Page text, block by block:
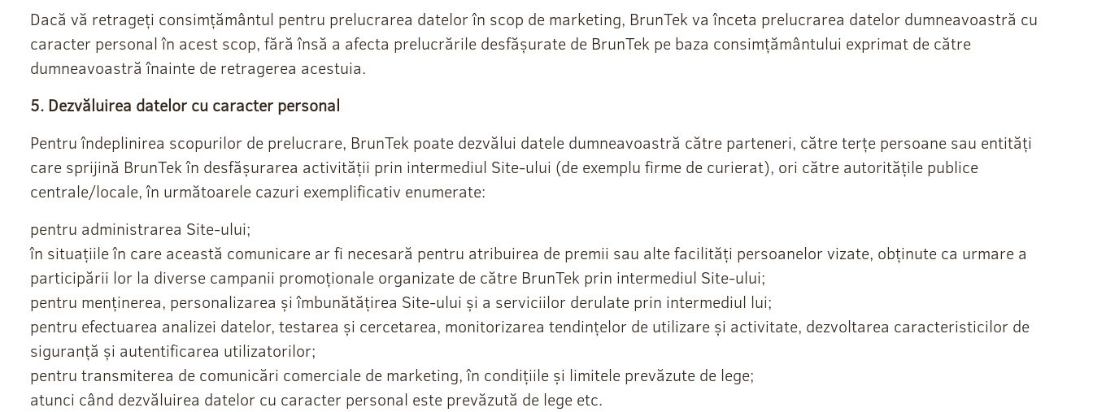
Dacă vă retrageți consimțământul pentru prelucrarea datelor în scop de marketing, BrunTek va înceta prelucrarea datelor dumneavoastră cu
caracter personal în acest scop, fără însă a afecta prelucrările desfășurate de BrunTek pe baza consimțământului exprimat de către
dumneavoastră înainte de retragerea acestuia.
5. Dezvăluirea datelor cu caracter personal
Pentru îndeplinirea scopurilor de prelucrare, BrunTek poate dezvălui datele dumneavoastră către parteneri, către terțe persoane sau entități
care sprijină BrunTek în desfășurarea activității prin intermediul Site-ului (de exemplu firme de curierat), ori către autoritățile publice
centrale/locale, în următoarele cazuri exemplificativ enumerate:
pentru administrarea Site-ului;
în situațiile în care această comunicare ar fi necesară pentru atribuirea de premii sau alte facilități persoanelor vizate, obținute ca urmare a
participării lor la diverse campanii promoționale organizate de către BrunTek prin intermediul Site-ului;
pentru menținerea, personalizarea și îmbunătățirea Site-ului și a serviciilor derulate prin intermediul lui;
pentru efectuarea analizei datelor, testarea și cercetarea, monitorizarea tendințelor de utilizare și activitate, dezvoltarea caracteristicilor de
siguranță și autentificarea utilizatorilor;
pentru transmiterea de comunicări comerciale de marketing, în condițiile și limitele prevăzute de lege;
atunci când dezvăluirea datelor cu caracter personal este prevăzută de lege etc.